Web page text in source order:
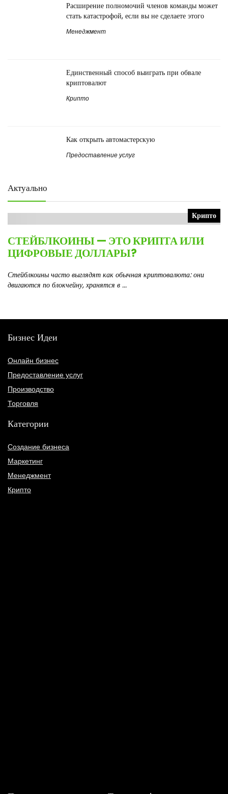
Расширение полномочий членов команды может
стать катастрофой, если вы не сделаете этого
Менеджмент
Единственный способ выиграть при обвале
криптовалют
Крипто
Как открыть автомастерскую
Предоставление услуг
Актуально
Крипто
СТЕЙБЛКОИНЫ — ЭТО КРИПТА ИЛИ
ЦИФРОВЫЕ ДОЛЛАРЫ?
Стейблкоины часто выглядят как обычная криптовалюта: они
двигаются по блокчейну, хранятся в ...
Бизнес Идеи
Онлайн бизнес
Предоставление услуг
Производство
Торговля
Категории
Создание бизнеса
Маркетинг
Менеджмент
Крипто